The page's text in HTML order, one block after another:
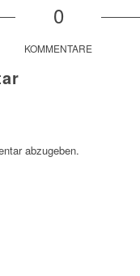
0
KOMMENTARE
abzugeben.